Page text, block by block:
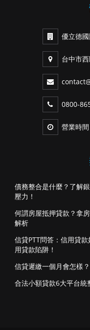
優立德
台中市
0800-
營業時
債務整合是什麼？了解
壓力！
何謂房屋抵押貸款？拿
解析
信貸PTT問答：信用貸
用貸款陷阱！
信貸遲繳一個月會怎樣
合法小額貸款6大平台統